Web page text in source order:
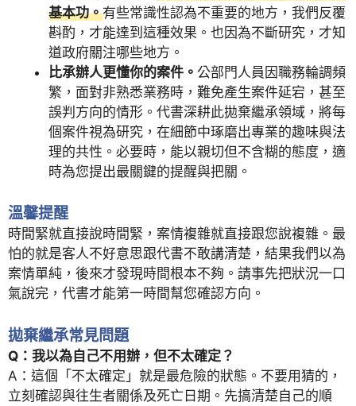
基本功。有些常識性認為不重要的地方，我們反覆
斟酌，才能達到這種效果。也因為不斷研究，才知
道政府關注哪些地方。
比承辦人更懂你的案件。 公部門人員因職務輪調頻
繁，面對非熟悉業務時，難免產生案件延宕，甚至
誤判方向的情形。代書深耕此拋棄繼承領域，將每
個案件視為研究，在細節中琢磨出專業的趣味與法
理的共性。必要時，能以親切但不含糊的態度，適
時為您提出最關鍵的提醒與把關。
溫馨提醒
時間緊就直接說時間緊，案情複雜就直接跟您說複雜。最
怕的就是客人不好意思跟代書不敢講清楚，結果我們以為
案情單純，後來才發現時間根本不夠。請事先把狀況一口
氣說完，代書才能第一時間幫您確認方向。
拋棄繼承常見問題
Q：我以為自己不用辦，但不太確定？
A：這個「不太確定」就是最危險的狀態。不要用猜的，
立刻確認與往生者關係及死亡日期。先搞清楚自己的順